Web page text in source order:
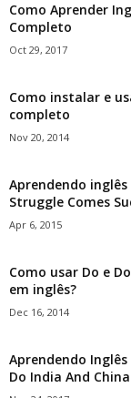
Como Aprender
Completo
Oct 29, 2017
Como instalar e
completo
Nov 20, 2014
Aprendendo
Struggle Comes
Apr 6, 2015
Como usar Do e
em inglês?
Dec 16, 2014
Aprendendo Inglês
Do India And